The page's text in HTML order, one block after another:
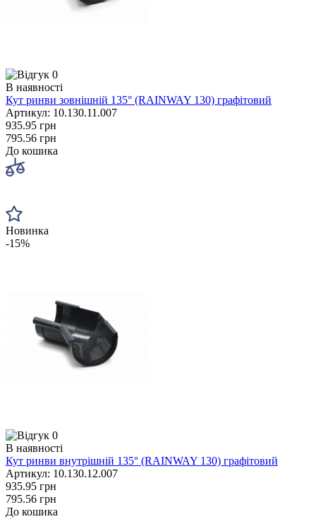
0
В наявності
Кут ринви зовнішній 135° (RAINWAY 130) графітовий
Артикул: 10.130.11.007
935.95 грн
795.56 грн
До кошика
Новинка
-15%
0
В наявності
Кут ринви внутрішній 135° (RAINWAY 130) графітовий
Артикул: 10.130.12.007
935.95 грн
795.56 грн
До кошика